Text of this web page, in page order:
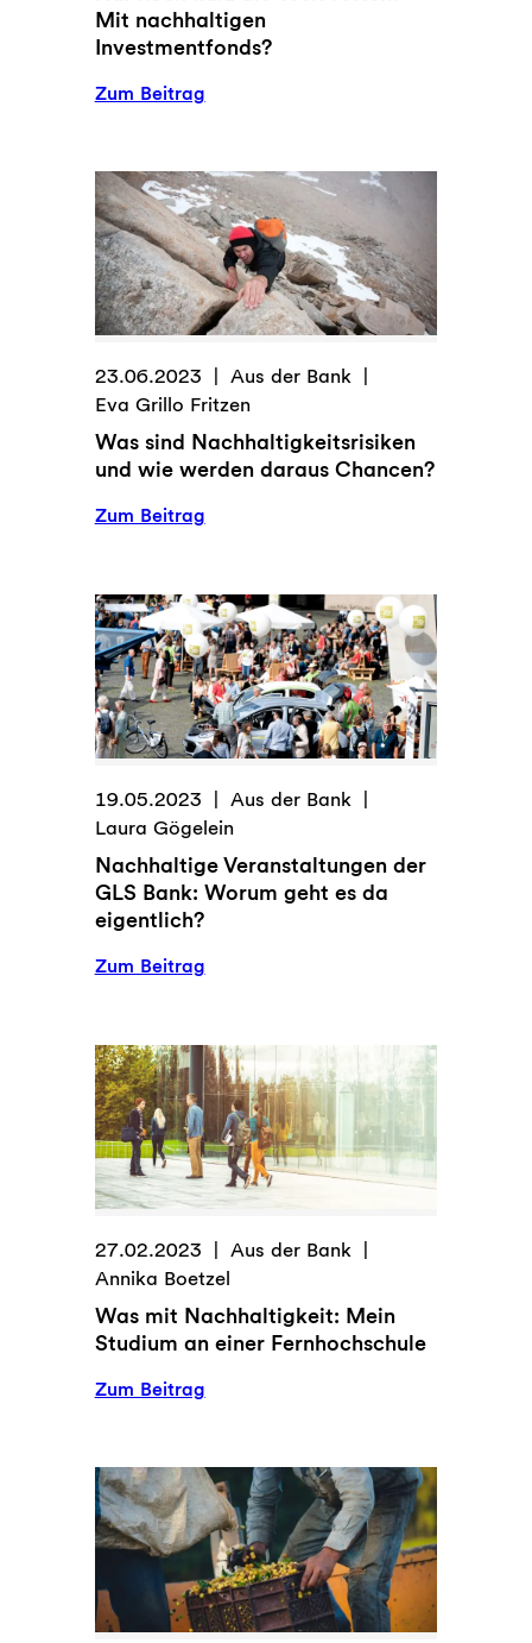
Mit nachhaltigen
Investmentfonds?
Zum Beitrag:
kurz
die
Welt
retten:
Mit
nachhaltigen
23.06.2023
Aus der Bank
Eva Grillo Fritzen
Was sind Nachhaltigkeitsrisiken
und wie werden daraus Chancen?
Zum Beitrag:
Nachhaltigkeitsrisiken
und
wie
werden
daraus
Chancen?
19.05.2023
Aus der Bank
Laura Gögelein
Nachhaltige Veranstaltungen der
GLS Bank: Worum geht es da
eigentlich?
Zum Beitrag:
der
GLS
Bank:
Worum
geht
eigentlich?
27.02.2023
Aus der Bank
Annika Boetzel
Was mit Nachhaltigkeit: Mein
Studium an einer Fernhochschule
Zum Beitrag:
Nachhaltigkeit:
Mein
Studium
an
einer
Fernhochschule